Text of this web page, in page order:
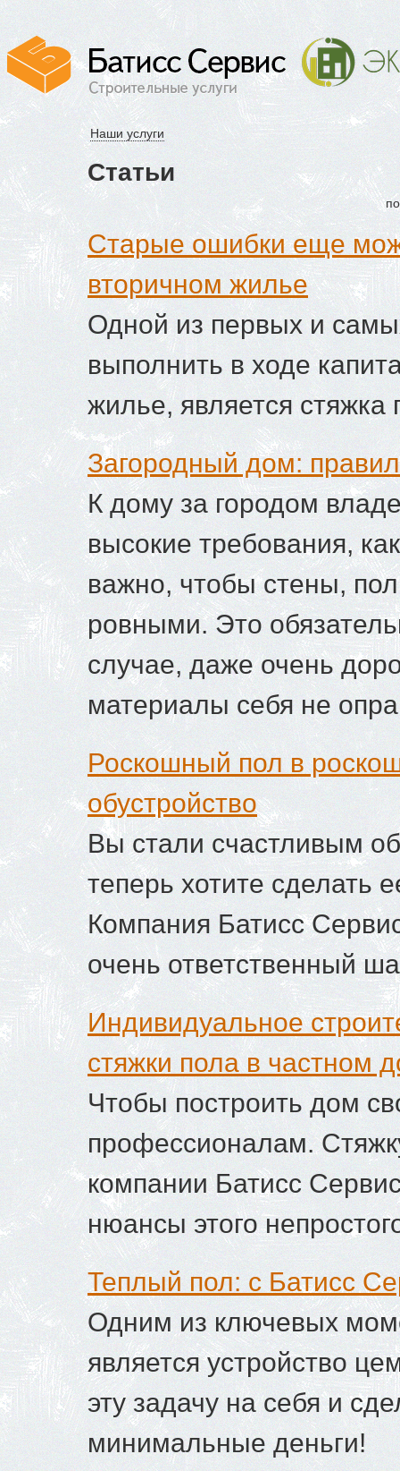
Наши услуги
Статьи
Старые ошибки еще
вторичном жилье
Одной из первых и
выполнить в ходе
жилье, является стяжка
Загородный дом:
К дому за городом
высокие требования,
важно, чтобы стены,
ровными. Это
случае, даже очень
материалы себя не
Роскошный пол в
обустройство
Вы стали счастливым
теперь хотите сделать
Компания Батисс
очень ответственный
Индивидуальное
стяжки пола в частном
Чтобы построить дом
профессионалам.
компании Батисс
нюансы этого
Теплый пол: с Батисс
Одним из ключевых
является устройство
эту задачу на себя и
минимальные деньги!